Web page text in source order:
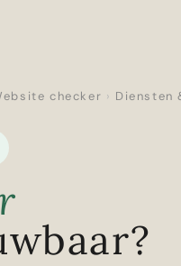
checker › Diensten